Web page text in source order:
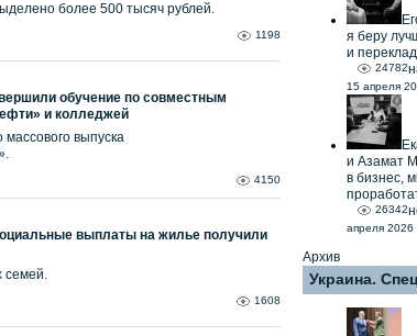
более 500 тысяч рублей.
1198
обучение по совместным
и колледжей
массового выпуска
4150
выплаты на жилье получили
семей.
1608
я беру
и
24782
15 апреля
и Азамат
в бизнес,
26342
апреля 2026
Архив
Украина.